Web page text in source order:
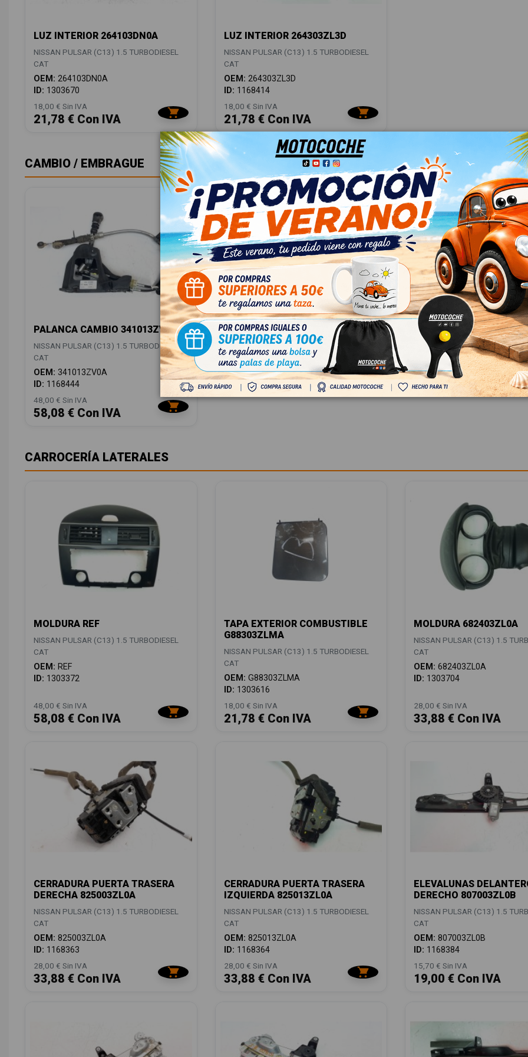
LUZ INTERIOR 264103DN0A
NISSAN PULSAR (C13) 1.5 TURBODIESEL
CAT
OEM: 264103DN0A
ID: 1303670
18,00 € Sin IVA
21,78 € Con IVA
LUZ INTERIOR 264303ZL3D
NISSAN PULSAR (C13) 1.5 TURBODIESEL
CAT
OEM: 264303ZL3D
ID: 1168414
18,00 € Sin IVA
21,78 € Con IVA
CAMBIO / EMBRAGUE
PALANCA CAMBIO 341013ZV0A
NISSAN PULSAR (C13) 1.5 TURBODIESEL
CAT
OEM: 341013ZV0A
ID: 1168444
48,00 € Sin IVA
58,08 € Con IVA
CARROCERÍA LATERALES
MOLDURA REF
NISSAN PULSAR (C13) 1.5 TURBODIESEL
CAT
OEM: REF
ID: 1303372
48,00 € Sin IVA
58,08 € Con IVA
TAPA EXTERIOR COMBUSTIBLE
G88303ZLMA
NISSAN PULSAR (C13) 1.5 TURBODIESEL
CAT
OEM: G88303ZLMA
ID: 1303616
18,00 € Sin IVA
21,78 € Con IVA
MOLDURA 682403ZL0A
NISSAN PULSAR (C13) 1.5
CAT
OEM: 682403ZL0A
ID: 1303704
28,00 € Sin IVA
33,88 € Con IVA
CERRADURA PUERTA TRASERA
DERECHA 825003ZL0A
NISSAN PULSAR (C13) 1.5 TURBODIESEL
CAT
OEM: 825003ZL0A
ID: 1168363
28,00 € Sin IVA
33,88 € Con IVA
CERRADURA PUERTA TRASERA
IZQUIERDA 825013ZL0A
NISSAN PULSAR (C13) 1.5 TURBODIESEL
CAT
OEM: 825013ZL0A
ID: 1168364
28,00 € Sin IVA
33,88 € Con IVA
ELEVALUNAS
DERECHO 807003ZL0B
NISSAN PULSAR (C13) 1.5
CAT
OEM: 807003ZL0B
ID: 1168384
15,70 € Sin IVA
19,00 € Con IVA